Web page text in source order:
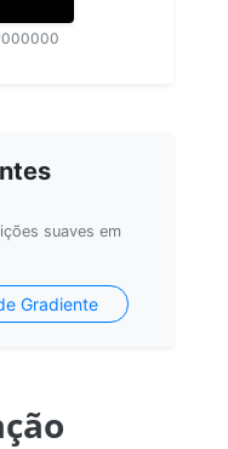
suaves em
Gradiente